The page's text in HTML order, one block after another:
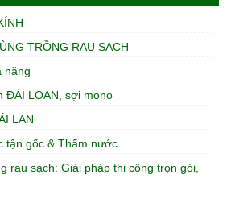
TRỒNG RAU SẠCH
năng
ĐÀI LOAN, sợi mono
LAN
tận gốc & Thấm nước
rau sạch: Giải pháp thi công trọn gói,